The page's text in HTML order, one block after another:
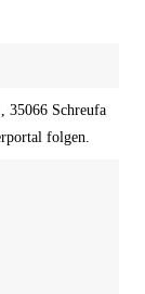
35066 Schreufa
folgen.